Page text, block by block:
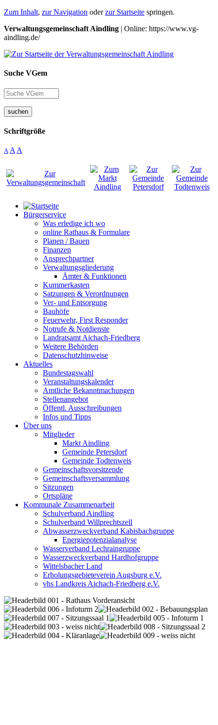
Zum Inhalt, zur Navigation oderzur Startseite springen.
Verwaltungsgemeinschaft Aindling | Online: https://www.vg-
aindling.de/
Suche VGem
suchen
Schriftgröße
A A A
Bürgerservice
Was erledige ich wo
online Rathaus & Formulare
Planen / Bauen
Finanzen
Ansprechpartner
Verwaltungsgliederung
Ämter & Funktionen
Kummerkasten
Satzungen & Verordnungen
Ver- und Entsorgung
Bauhöfe
Feuerwehr, First Responder
Notrufe & Notdienste
Landratsamt Aichach-Friedberg
Weitere Behörden
Datenschutzhinweise
Aktuelles
Bundestagswahl
Veranstaltungskalender
Amtliche Bekanntmachungen
Stellenangebot
Öffentl. Ausschreibungen
Infos und Tipps
Über uns
Mitglieder
Markt Aindling
Gemeinde Petersdorf
Gemeinde Todtenweis
Gemeinschaftsvorsitzende
Gemeinschaftsversammlung
Sitzungen
Ortspläne
Kommunale Zusammenarbeit
Schulverband Aindling
Schulverband Willprechtszell
Abwasserzweckverband Kabisbachgruppe
Energiepotenzialanalyse
Wasserverband Lechraingruppe
Wasserzweckverband Hardhofgruppe
Wittelsbacher Land
Erholungsgebieteverein Augsburg e.V.
vhs Landkreis Aichach-Friedberg e.V.